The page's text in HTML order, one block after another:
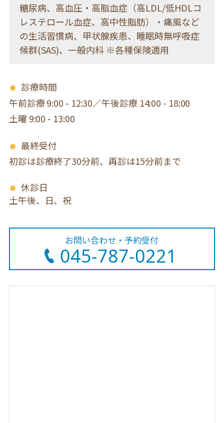
糖尿病、高血圧・高脂血症（高LDL/低HDLコ
レステロール血症、高中性脂肪）・痛風など
の生活習慣病、甲状腺疾患、睡眠時無呼吸症
候群(SAS)、一般内科 ※各種保険適用
診療時間
午前診療 9:00 - 12:30／午後診療 14:00 - 18:00
土曜 9:00 - 13:00
最終受付
初診は診療終了30分前、再診は15分前まで
休診日
土午後、日、祝
お問い合わせ・予約受付
045-787-0221